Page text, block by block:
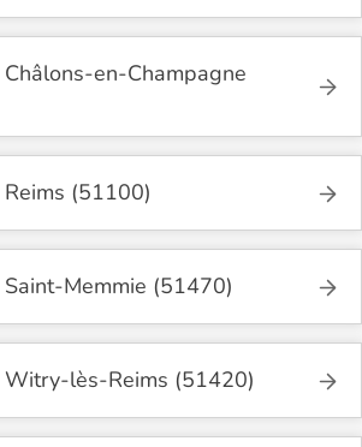
en-Champagne
(51100)
Memmie (51470)
lès-Reims (51420)